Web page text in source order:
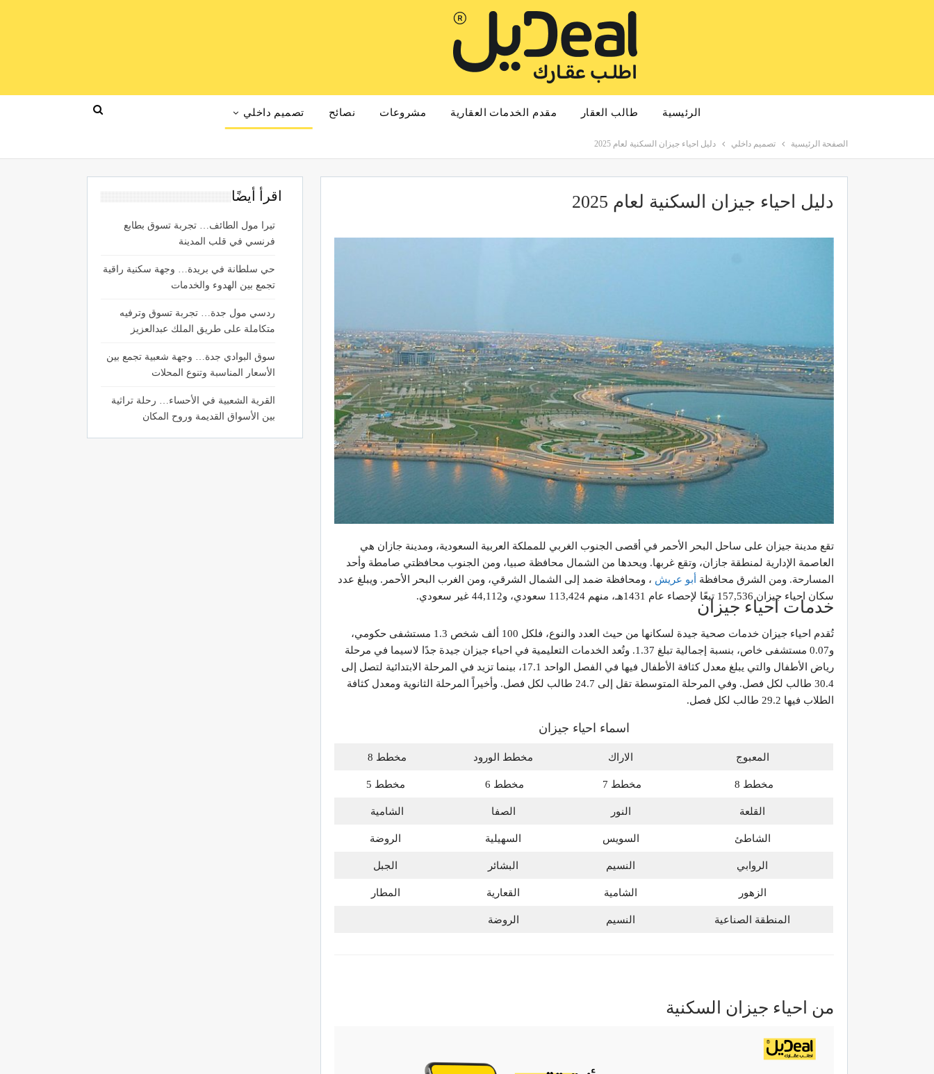
الرئيسية طالب العقار مقدم الخدمات العقارية مشروعات نصائح تصميم داخلي
الصفحة الرئيسية تصميم داخلي دليل احياء جيزان السكنية لعام 2025
دليل احياء جيزان السكنية لعام 2025
تقع مدينة جيزان على ساحل البحر الأحمر في أقصى الجنوب الغربي للمملكة العربية السعودية، ومدينة جازان هي
العاصمة الإدارية لمنطقة جازان، وتقع غربها. ويحدها من الشمال محافظة صبيا، ومن الجنوب محافظتي صامطة وأحد
المسارحة. ومن الشرق محافظة
أبو عريش ، ومحافظة ضمد إلى الشمال الشرقي، ومن الغرب البحر الأحمر. ويبلغ عدد
سكان احياء جيزان 157,536 تبعًا لإحصاء عام 1431هـ، منهم 113,424 سعودي، و44,112 غير سعودي.
خدمات احياء جيزان
تُقدم احياء جيزان خدمات صحية جيدة لسكانها من حيث العدد والنوع، فلكل 100 ألف شخص 1.3 مستشفى حكومي،
و0.07 مستشفى خاص، بنسبة إجمالية تبلغ 1.37. وتُعد الخدمات التعليمية في احياء جيزان جيدة جدًا لاسيما في مرحلة
رياض الأطفال والتي يبلغ معدل كثافة الأطفال فيها في الفصل الواحد 17.1، بينما تزيد في المرحلة الابتدائية لتصل إلى
30.4 طالب لكل فصل. وفي المرحلة المتوسطة تقل إلى 24.7 طالب لكل فصل. وأخيراً المرحلة الثانوية ومعدل كثافة
الطلاب فيها 29.2 طالب لكل فصل.
اسماء احياء جيزان
المعبوج الاراك مخطط الورود مخطط 8
مخطط 8 مخطط 7 مخطط 6 مخطط 5
القلعة النور الصفا الشامية
الشاطئ السويس السهيلية الروضة
الروابي النسيم البشائر الجبل
الزهور الشامية القعارية المطار
المنطقة الصناعية النسيم الروضة
من احياء جيزان السكنية
اقرأ أيضًا
تيرا مول الطائف… تجربة تسوق بطابع
فرنسي في قلب المدينة
حي سلطانة في بريدة… وجهة سكنية راقية
تجمع بين الهدوء والخدمات
ردسي مول جدة… تجربة تسوق وترفيه
متكاملة على طريق الملك عبدالعزيز
سوق البوادي جدة… وجهة شعبية تجمع بين
الأسعار المناسبة وتنوع المحلات
القرية الشعبية في الأحساء… رحلة تراثية
بين الأسواق القديمة وروح المكان